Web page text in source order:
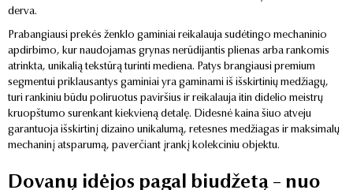
derva.
Prabangiausi prekės ženklo gaminiai reikalauja sudėtingo mechaninio
apdirbimo, kur naudojamas grynas nerūdijantis plienas arba rankomis
atrinkta, unikalią tekstūrą turinti mediena. Patys brangiausi premium
segmentui priklausantys gaminiai yra gaminami iš išskirtinių medžiagų,
turi rankiniu būdu poliruotus paviršius ir reikalauja itin didelio meistrų
kruopštumo surenkant kiekvieną detalę. Didesnė kaina šiuo atveju
garantuoja išskirtinį dizaino unikalumą, retesnes medžiagas ir maksimalų
mechaninį atsparumą, paverčiant įrankį kolekciniu objektu.
Dovanų idėjos pagal biudžetą – nuo